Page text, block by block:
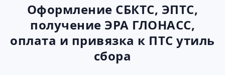
Оформление СБКТС, ЭПТС,
получение ЭРА ГЛОНАСС,
оплата и привязка к ПТС утиль
сбора